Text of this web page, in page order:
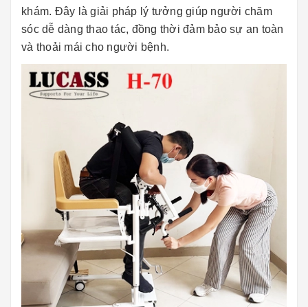
khám. Đây là giải pháp lý tưởng giúp người chăm
sóc dễ dàng thao tác, đồng thời đảm bảo sự an toàn
và thoải mái cho người bệnh.